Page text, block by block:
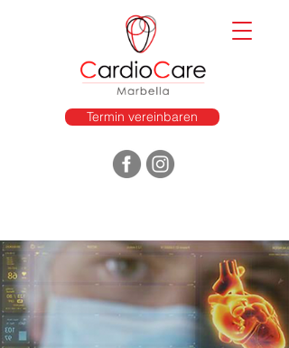
Termin vereinbaren